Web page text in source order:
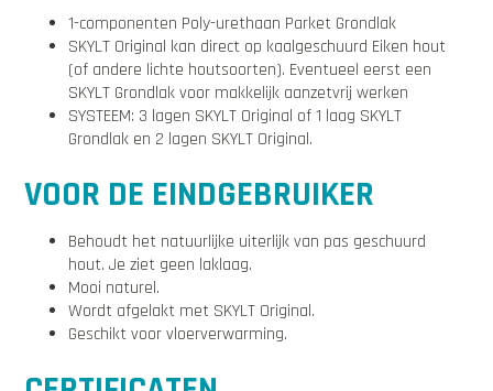
1-componenten Poly-urethaan Parket Grondlak
SKYLT Original kan direct op kaalgeschuurd Eiken hout
(of andere lichte houtsoorten). Eventueel eerst een
SKYLT Grondlak voor makkelijk aanzetvrij werken
SYSTEEM: 3 lagen SKYLT Original of 1 laag SKYLT
Grondlak en 2 lagen SKYLT Original.
VOOR DE EINDGEBRUIKER
Behoudt het natuurlijke uiterlijk van pas geschuurd
hout. Je ziet geen laklaag.
Mooi naturel.
Wordt afgelakt met SKYLT Original.
Geschikt voor vloerverwarming.